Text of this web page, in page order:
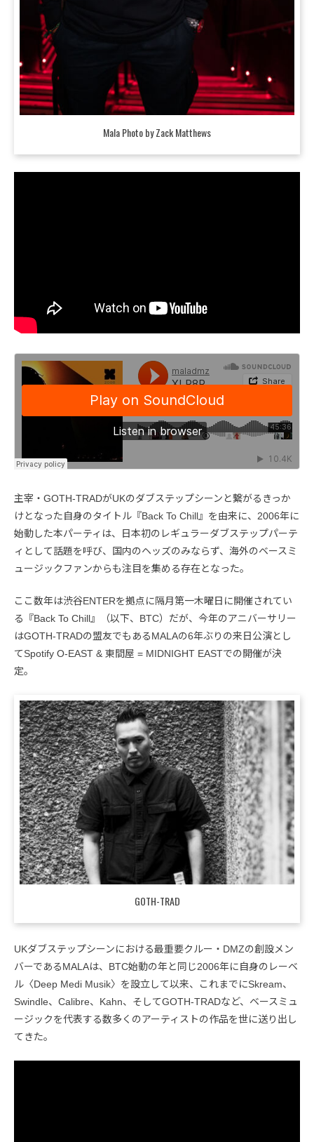
Mala Photo by Zack Matthews
主宰・GOTH-TRADがUKのダブステップシーンと繋がるきっか
けとなった自身のタイトル『Back To Chill』を由来に、2006年に
始動した本パーティは、日本初のレギュラーダブステップパーテ
ィとして話題を呼び、国内のヘッズのみならず、海外のベースミ
ュージックファンからも注目を集める存在となった。
ここ数年は渋谷ENTERを拠点に隔月第一木曜日に開催されてい
る『Back To Chill』（以下、BTC）だが、今年のアニバーサリー
はGOTH-TRADの盟友でもあるMALAの6年ぶりの来日公演とし
てSpotify O-EAST & 東間屋 = MIDNIGHT EASTでの開催が決
定。
GOTH-TRAD
UKダブステップシーンにおける最重要クルー・DMZの創設メン
バーであるMALAは、BTC始動の年と同じ2006年に自身のレーベ
ル〈Deep Medi Musik〉を設立して以来、これまでにSkream、
Swindle、Calibre、Kahn、そしてGOTH-TRADなど、ベースミュ
ージックを代表する数多くのアーティストの作品を世に送り出し
てきた。